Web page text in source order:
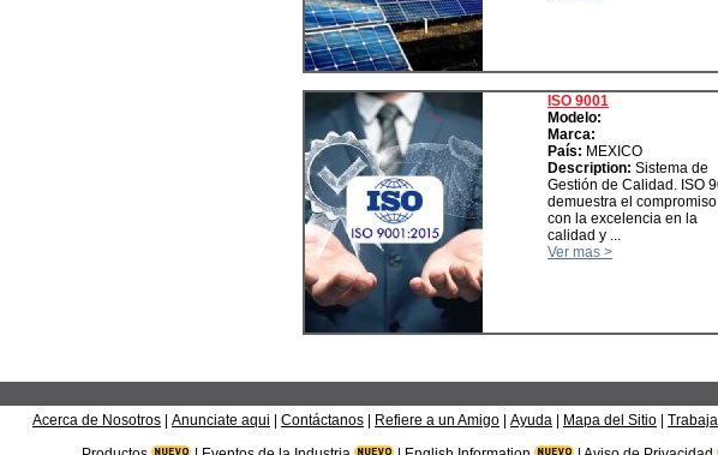
ISO 9001
Modelo:
Marca:
País: MEXICO
Description: Sistema de
Gestión de Calidad. ISO
demuestra el compromiso
con la excelencia en la
calidad y ...
Ver mas >
Acerca de Nosotros Anunciate aqui Contáctanos Refiere a un Amigo Ayuda Mapa del Sitio